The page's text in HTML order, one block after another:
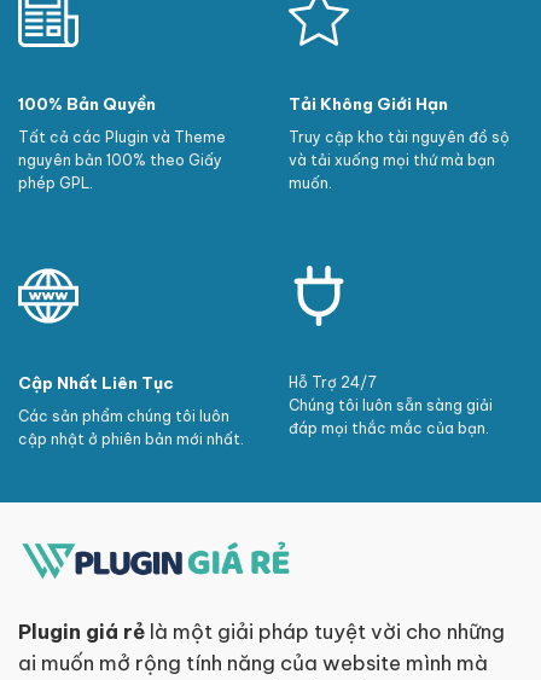
100% Bản Quyền
Tất cả các Plugin và Theme
nguyên bản 100% theo Giấy
phép GPL.
Tải Không Giới Hạn
Truy cập kho tài nguyên đồ sộ
và tải xuống mọi thứ mà bạn
muốn.
Cập Nhất Liên Tục
Các sản phẩm chúng tôi luôn
cập nhật ở phiên bản mới nhất.
Hỗ Trợ 24/7
Chúng tôi luôn sẵn sàng giải
đáp mọi thắc mắc của bạn.
Plugin giá rẻ là một giải pháp tuyệt vời cho những
ai muốn mở rộng tính năng của website mình mà